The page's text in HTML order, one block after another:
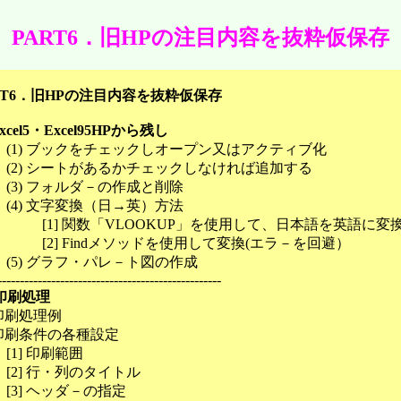
PART6．旧HPの注目内容を抜粋仮保存
．旧HPの注目内容を抜粋仮保存
・Excel95HPから残し
(1) ブックをチェックしオープン又はアクティブ化
(2) シートがあるかチェックしなければ追加する
(3) フォルダ－の作成と削除
(4) 文字変換（日→英）方法
[1] 関数「VLOOKUP」を使用して、日本語を英語に変
[2] Findメソッドを使用して変換(エラ－を回避）
(5) グラフ・パレ－ト図の作成
刷処理
刷処理例
刷条件の各種設定
[1] 印刷範囲
[2] 行・列のタイトル
[3] ヘッダ－の指定